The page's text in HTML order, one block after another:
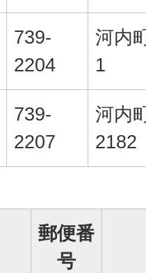
739-
2204
河内
1
739-
2207
河内
2182
郵便番
号